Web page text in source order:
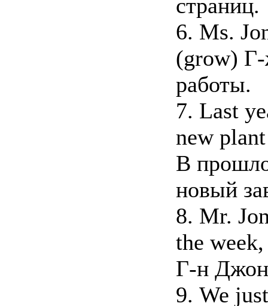
страниц.
6. Ms.
(grow) Г-
работы.
7. Last
new
В
новый
8. Mr.
the
Г-н
9. We